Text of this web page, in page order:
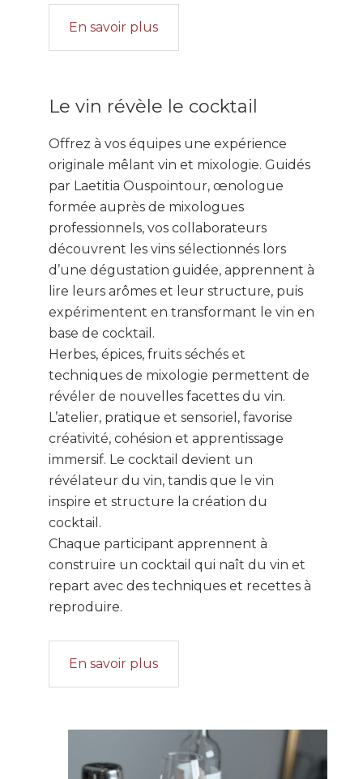
En savoir plus
Le vin révèle le cocktail
Offrez à vos équipes une expérience
originale mêlant vin et mixologie. Guidés
par Laetitia Ouspointour, œnologue
formée auprès de mixologues
professionnels, vos collaborateurs
découvrent les vins sélectionnés lors
d’une dégustation guidée, apprennent à
lire leurs arômes et leur structure, puis
expérimentent en transformant le vin en
base de cocktail.
Herbes, épices, fruits séchés et
techniques de mixologie permettent de
révéler de nouvelles facettes du vin.
L’atelier, pratique et sensoriel, favorise
créativité, cohésion et apprentissage
immersif. Le cocktail devient un
révélateur du vin, tandis que le vin
inspire et structure la création du
cocktail.
Chaque participant apprennent à
construire un cocktail qui naît du vin et
repart avec des techniques et recettes à
reproduire.
En savoir plus